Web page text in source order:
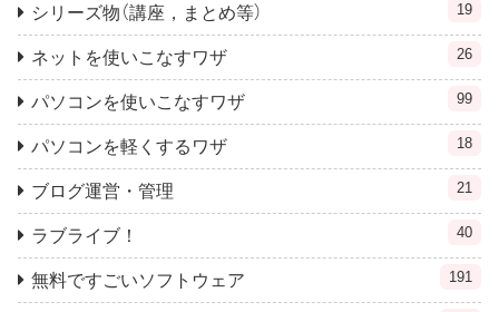
シリーズ物（講座，まとめ等） 19
ネットを使いこなすワザ 26
パソコンを使いこなすワザ 99
パソコンを軽くするワザ 18
ブログ運営・管理 21
ラブライブ！ 40
無料ですごいソフトウェア 191